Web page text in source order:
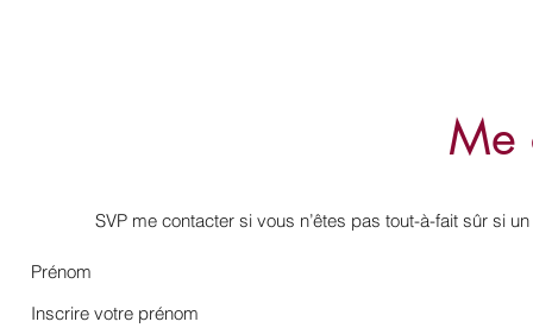
Me
SVP me contacter si vous n’êtes pas tout-à-fait sûr si
Prénom